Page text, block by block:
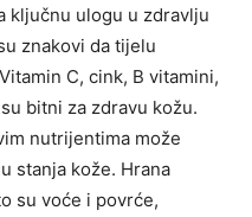
ključnu ulogu u zdravlju
znakovi da tijelu
C, cink, B vitamini,
bitni za zdravu kožu.
nutrijentima može
stanja kože. Hrana
su voće i povrće,